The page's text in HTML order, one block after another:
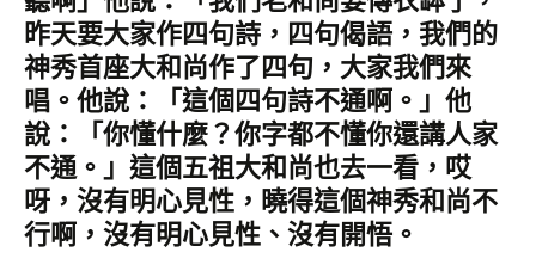
昨天要大家作四句詩，四句偈語，我們的
神秀首座大和尚作了四句，大家我們來
唱。他說：「這個四句詩不通啊。」他
說：「你懂什麼？你字都不懂你還講人家
不通。」這個五祖大和尚也去一看，哎
呀，沒有明心見性，曉得這個神秀和尚不
行啊，沒有明心見性、沒有開悟。